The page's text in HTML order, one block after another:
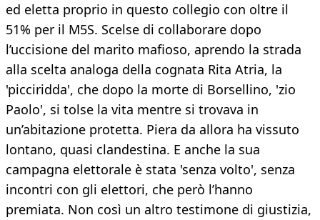
ed eletta proprio in questo collegio con oltre il
51% per il M5S. Scelse di collaborare dopo
l’uccisione del marito mafioso, aprendo la strada
alla scelta analoga della cognata Rita Atria, la
'picciridda', che dopo la morte di Borsellino, 'zio
Paolo', si tolse la vita mentre si trovava in
un’abitazione protetta. Piera da allora ha vissuto
lontano, quasi clandestina. E anche la sua
campagna elettorale è stata 'senza volto', senza
incontri con gli elettori, che però l’hanno
premiata. Non così un altro testimone di giustizia,